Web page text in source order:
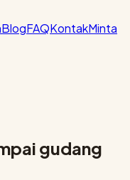
BlogFAQKontakMinta
gudang